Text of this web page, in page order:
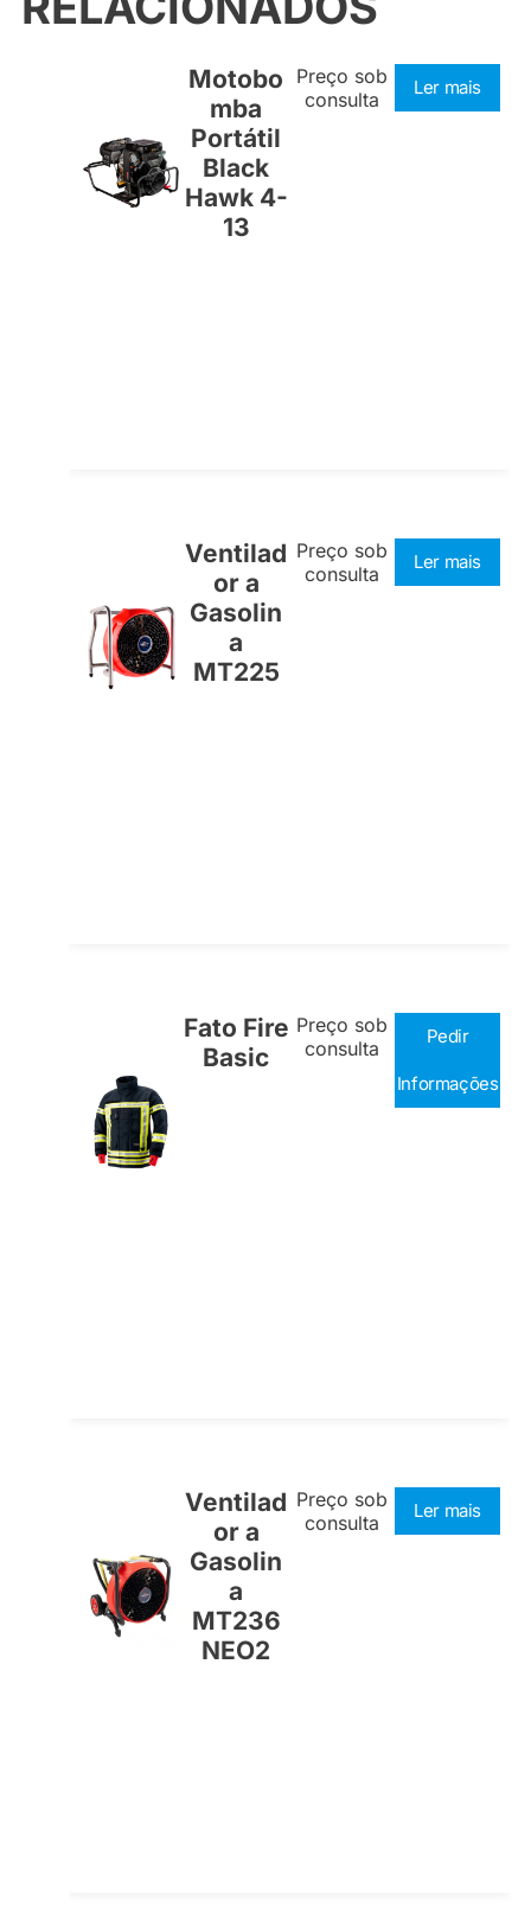
Motobo
mba
Portátil
Black
Hawk 4-
13
Preço sob
consulta
Ler mais
Ventilad
or a
Gasolin
a
MT225
Preço sob
consulta
Ler mais
Fato Fire
Basic
Preço sob
consulta
Pedir
Informações
Ventilad
or a
Gasolin
a
MT236
NEO2
Preço sob
consulta
Ler mais